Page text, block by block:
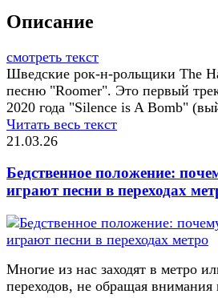
Описание
смотреть текст
Шведские рок-н-рольщики The
песню "Roomer". Это первый
2020 года "Silence is A Bomb"
Читать весь текст
21.03.26
Бедственное положение:
играют песни в переходах
Многие из нас заходят в метро
переходов, не обращая